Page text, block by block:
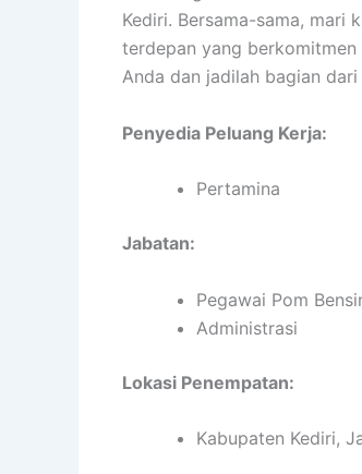
Kediri. Bersama-sama, mari
terdepan yang berkomitmen
Anda dan jadilah bagian
Penyedia Peluang Kerja:
Pertamina
Jabatan:
Pegawai Pom
Administrasi
Lokasi Penempatan:
Kabupaten Kediri,